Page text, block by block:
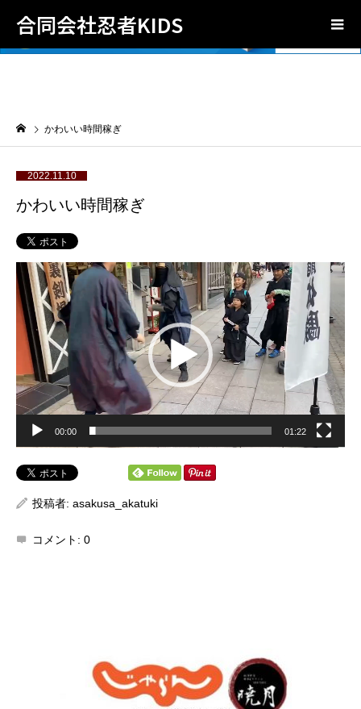
合同会社忍者KIDS
かわいい時間稼ぎ
2022.11.10
かわいい時間稼ぎ
動
画
プ
レ
ー
ヤ
ー
00:00 01:22
投稿者: asakusa_akatuki
コメント: 0